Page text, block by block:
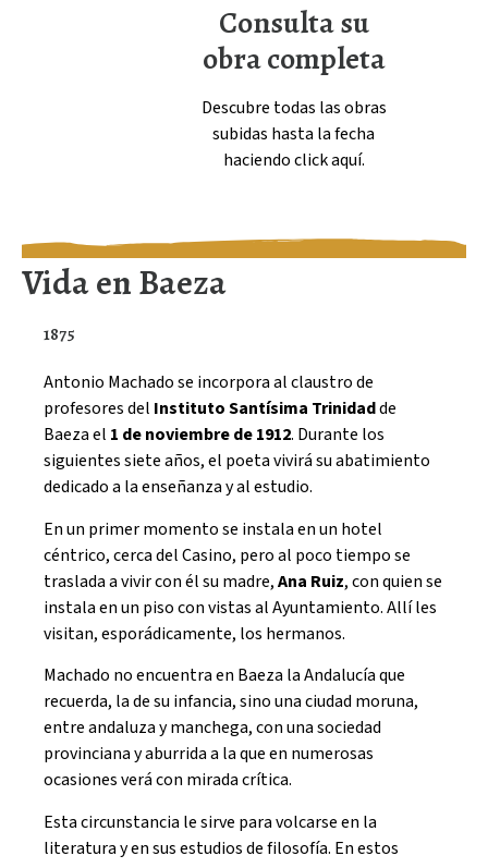
Consulta su
obra completa
Descubre todas las obras
subidas hasta la fecha
haciendo clickaquí.
Vida en Baeza
1875
Antonio Machado se incorpora al claustro de
profesores del Instituto Santísima Trinidadde
Baeza el 1 de noviembre de 1912. Durante los
siguientes siete años, el poeta vivirá su abatimiento
dedicado a la enseñanza y al estudio.
En un primer momento se instala en un hotel
céntrico, cerca del Casino, pero al poco tiempo se
traslada a vivir con él su madre,Ana Ruiz, con quien se
instala en un piso con vistas al Ayuntamiento. Allí les
visitan, esporádicamente, los hermanos.
Machado no encuentra en Baeza la Andalucía que
recuerda, la de su infancia, sino una ciudad moruna,
entre andaluza y manchega, con una sociedad
provinciana y aburrida a la que en numerosas
ocasiones verá con mirada crítica.
Esta circunstancia le sirve para volcarse en la
literatura y en sus estudios de filosofía. En estos